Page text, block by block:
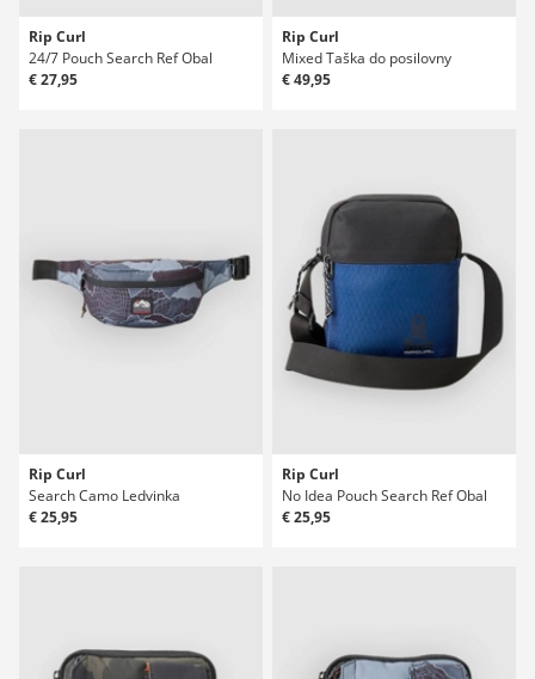
Rip Curl
24/7 Pouch Search Ref Obal
€ 27,95
Rip Curl
Mixed Taška do posilovny
€ 49,95
Rip Curl
Search Camo Ledvinka
€ 25,95
Rip Curl
No Idea Pouch Search Ref Obal
€ 25,95